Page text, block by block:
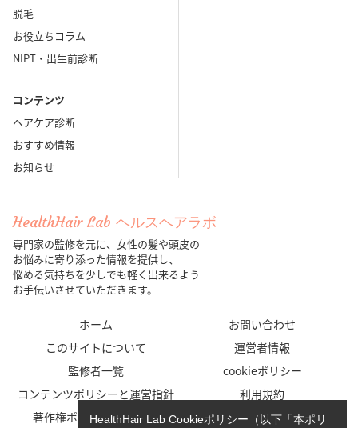
脱毛
お役立ちコラム
NIPT・出生前診断
コンテンツ
ヘアケア診断
おすすめ情報
お知らせ
HealthHair Lab ヘルスヘアラボ
専門家の監修を元に、女性の髪や頭皮の
お悩みに寄り添った情報を提供し、
悩める気持ちを少しでも軽く出来るよう
お手伝いさせていただきます。
ホーム
お問い合わせ
このサイトについて
運営者情報
監修者一覧
cookieポリシー
コンテンツポリシーと運営指針
利用規約
著作権ポリシー/免責事項
プライバシーポリシー
HealthHair Lab Cookieポリシー（以下「本ポリ